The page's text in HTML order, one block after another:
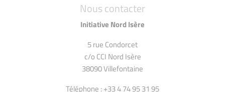
Nous contacter
Initiative Nord Isère
5 rue Condorcet
c/o CCI Nord Isère
38090 Villefontaine
Téléphone : +33 4 74 95 31 95